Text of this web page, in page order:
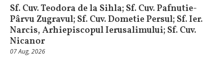
Sf. Cuv. Teodora de la Sihla; Sf. Cuv. Pafnutie-
Pârvu Zugravul; Sf. Cuv. Dometie Persul; Sf. Ier.
Narcis, Arhiepiscopul Ierusalimului; Sf. Cuv.
Nicanor
07 Aug, 2026